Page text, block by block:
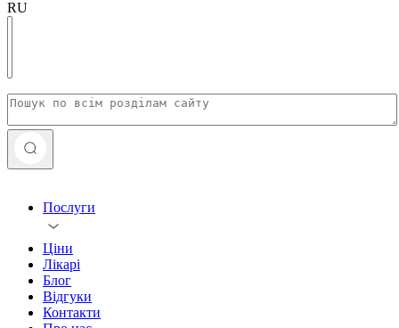
RU
Послуги
Ціни
Лікарі
Блог
Відгуки
Контакти